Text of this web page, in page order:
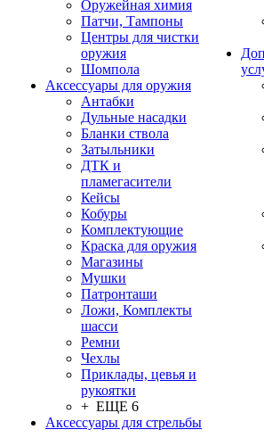
Оружейная химия
Патчи, Тампоны
Центры для чистки
оружия
Шомпола
Аксессуары для оружия
Антабки
Дульные насадки
Бланки ствола
Затыльники
ДТК и
пламегасители
Кейсы
Кобуры
Комплектующие
Краска для оружия
Магазины
Мушки
Патронташи
Ложи, Комплекты
шасси
Ремни
Чехлы
Приклады, цевья и
рукоятки
+ ЕЩЕ 6
Аксессуары для стрельбы